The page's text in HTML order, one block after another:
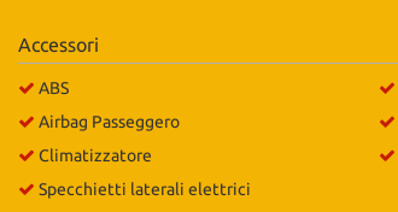
Accessori
ABS
Airbag Passeggero
Climatizzatore
Specchietti laterali elettrici
strumenti
tracciamento
si
alla
cookie